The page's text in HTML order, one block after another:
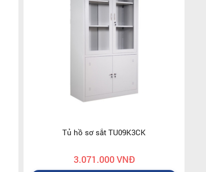
Tủ hồ sơ sắt TU09K3CK
3.071.000 VNĐ